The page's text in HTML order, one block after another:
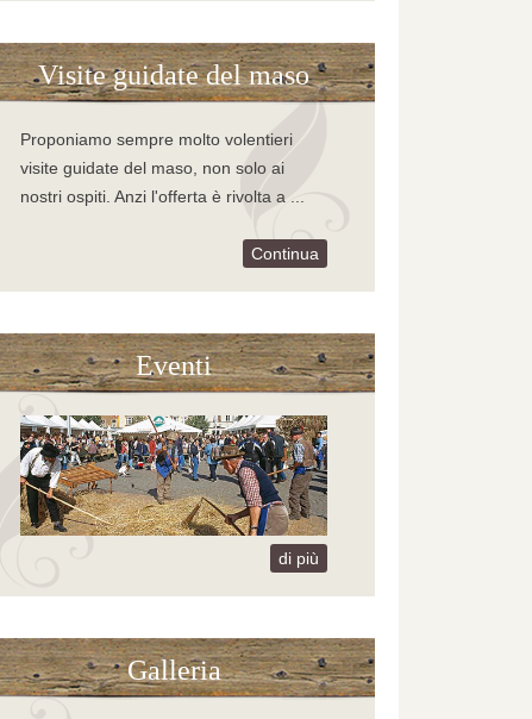
Visite guidate del maso
Proponiamo sempre molto volentieri
visite guidate del maso, non solo ai
nostri ospiti. Anzi l'offerta è rivolta a ...
Continua
Eventi
di più
Galleria